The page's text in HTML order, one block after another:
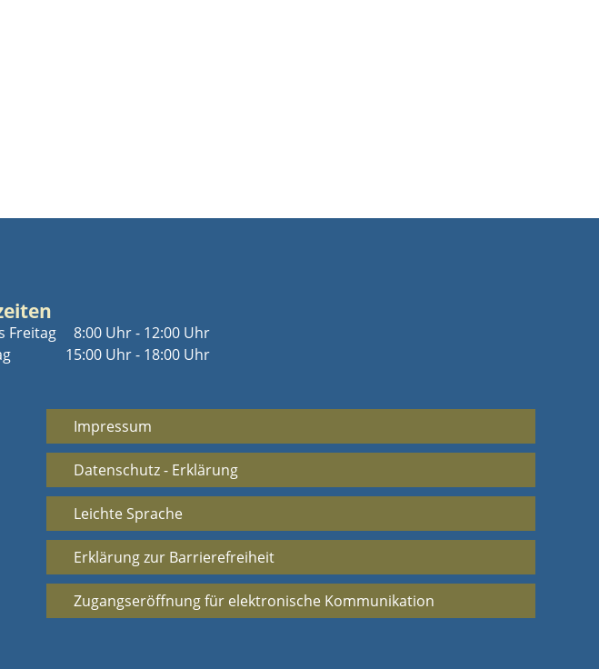
Freitag
8:00 Uhr - 12:00 Uhr
15:00 Uhr - 18:00 Uhr
Impressum
Datenschutz - Erklärung
Leichte Sprache
Erklärung zur Barrierefreiheit
Zugangseröffnung für elektronische Kommunikation